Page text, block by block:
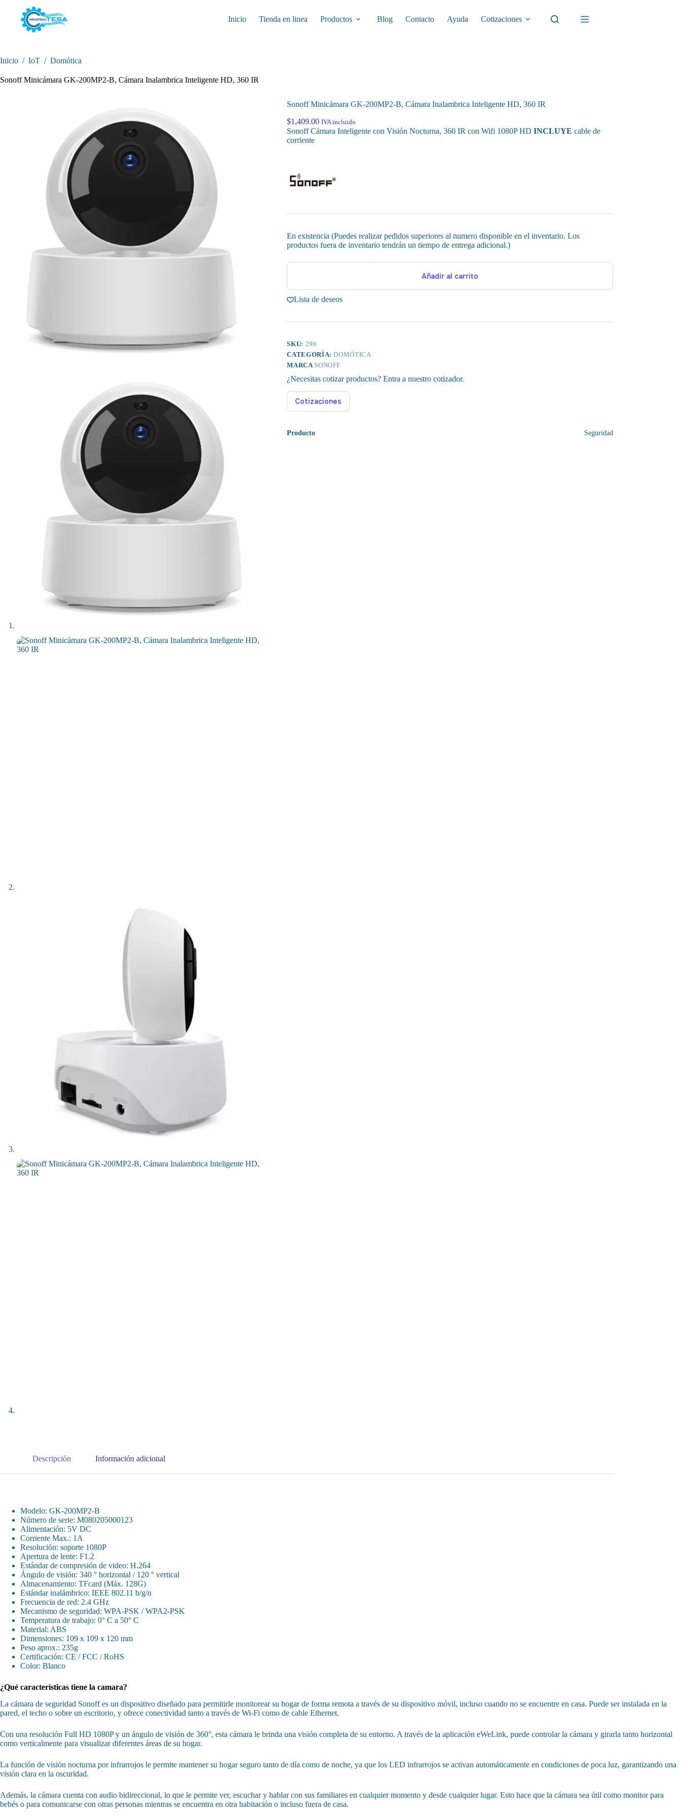
contenido
Inicio Tienda en linea Productos Blog Contacto Ayuda Cotizaciones
Inicio / IoT / Domótica
Sonoff Minicámara GK-200MP2-B, Cámara Inalambrica Inteligente HD, 360 IR
Sonoff Minicámara GK-200MP2-B, Cámara Inalambrica Inteligente HD, 360 IR
$1,409.00 IVA incluido
Sonoff Cámara Inteligente con Visión Nocturna, 360 IR con Wifi 1080P HDINCLUYE cable de
corriente
En existencia (Puedes realizar pedidos superiores al numero disponible en el inventario. Los
productos fuera de inventario tendrán un tiempo de entrega adicional.)
Añadir al carrito
Lista de deseos
SKU: 296
CATEGORÍA:DOMÓTICA
MARCA SONOFF
¿Necesitas cotizar productos? Entra a nuestro cotizador.
Cotizaciones
Producto Seguridad
Descripción Información adicional
Modelo: GK-200MP2-B
Número de serie: M080205000123
Alimentación: 5V DC
Corriente Max.: 1A
Resolución: soporte 1080P
Apertura de lente: F1.2
Estándar de compresión de video: H.264
Ángulo de visión: 340 ° horizontal / 120 ° vertical
Almacenamiento: TFcard (Máx. 128G)
Estándar inalámbrico: IEEE 802.11 b/g/n
Frecuencia de red: 2.4 GHz
Mecanismo de seguridad: WPA-PSK / WPA2-PSK
Temperatura de trabajo: 0° C a 50° C
Material: ABS
Dimensiones: 109 x 109 x 120 mm
Peso aprox.: 235g
Certificación: CE / FCC / RoHS
Color: Blanco
¿Qué caracteristicas tiene la camara?
La cámara de seguridad Sonoff es un dispositivo diseñado para permitirle monitorear su hogar de forma remota a través de su dispositivo móvil, incluso cuando no se encuentre en casa. Puede ser instalada en la
pared, el techo o sobre un escritorio, y ofrece conectividad tanto a través de Wi-Fi como de cable Ethernet.
Con una resolución Full HD 1080P y un ángulo de visión de 360°, esta cámara le brinda una visión completa de su entorno. A través de la aplicación eWeLink, puede controlar la cámara y girarla tanto horizontal
como verticalmente para visualizar diferentes áreas de su hogar.
La función de visión nocturna por infrarrojos le permite mantener su hogar seguro tanto de día como de noche, ya que los LED infrarrojos se activan automáticamente en condiciones de poca luz, garantizando una
visión clara en la oscuridad.
Además, la cámara cuenta con audio bidireccional, lo que le permite ver, escuchar y hablar con sus familiares en cualquier momento y desde cualquier lugar. Esto hace que la cámara sea útil como monitor para
bebés o para comunicarse con otras personas mientras se encuentra en otra habitación o incluso fuera de casa.